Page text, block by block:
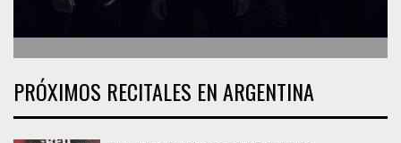
PRÓXIMOS RECITALES EN ARGENTINA